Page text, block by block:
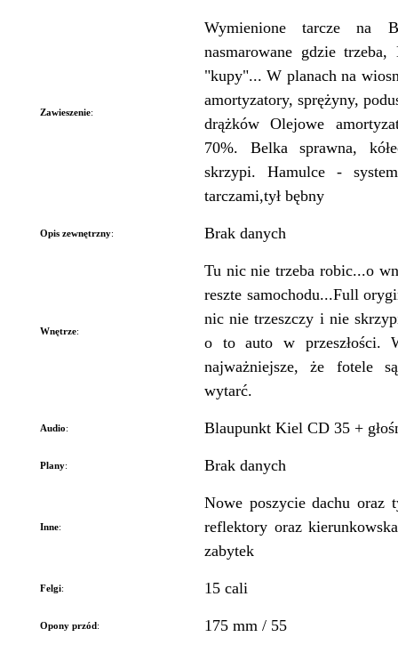
Zawieszenie:
Wymienione tarcze na
nasmarowane gdzie
"kupy"... W planach na
amortyzatory, sprężyny,
drążków Olejowe
70%. Belka sprawna,
skrzypi. Hamulce -
tarczami,tył bębny
Opis zewnętrzny: Brak danych
Wnętrze:
Tu nic nie trzeba robic...o
reszte samochodu...Full
nic nie trzeszczy i nie
o to auto w przeszłości.
najważniejsze, że fotele
wytarć.
Audio: Blaupunkt Kiel CD 35 +
Plany: Brak danych
Inne:
Nowe poszycie dachu oraz
reflektory oraz
zabytek
Felgi: 15 cali
Opony przód: 175 mm / 55